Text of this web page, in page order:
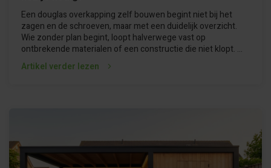
Een douglas overkapping zelf bouwen begint niet bij het
zagen en de schroeven, maar met een duidelijk overzicht.
Wie zonder plan begint, loopt halverwege vast op
ontbrekende materialen of een constructie die niet klopt. ...
Artikel verder lezen